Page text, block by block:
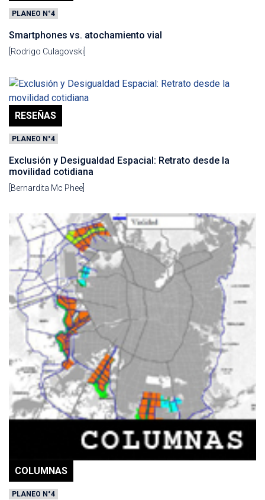
PLANEO N°4
Smartphones vs. atochamiento vial
[Rodrigo Culagovski]
RESEÑAS
PLANEO N°4
Exclusión y Desigualdad Espacial: Retrato desde la
movilidad cotidiana
[Bernardita Mc Phee]
COLUMNAS
PLANEO N°4